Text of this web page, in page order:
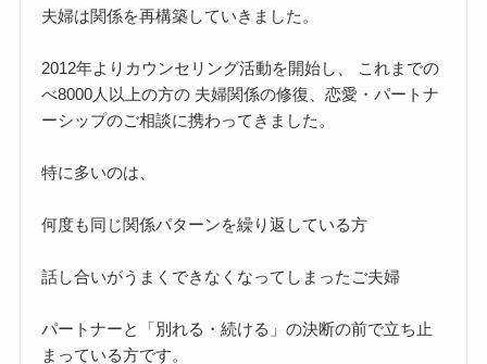
夫婦は関係を再構築していきました。
2012年よりカウンセリング活動を開始し、 これまでの
べ8000人以上の方の 夫婦関係の修復、恋愛・パートナ
ーシップのご相談に携わってきました。
特に多いのは、
何度も同じ関係パターンを繰り返している方
話し合いがうまくできなくなってしまったご夫婦
パートナーと「別れる・続ける」の決断の前で立ち止
まっている方です。